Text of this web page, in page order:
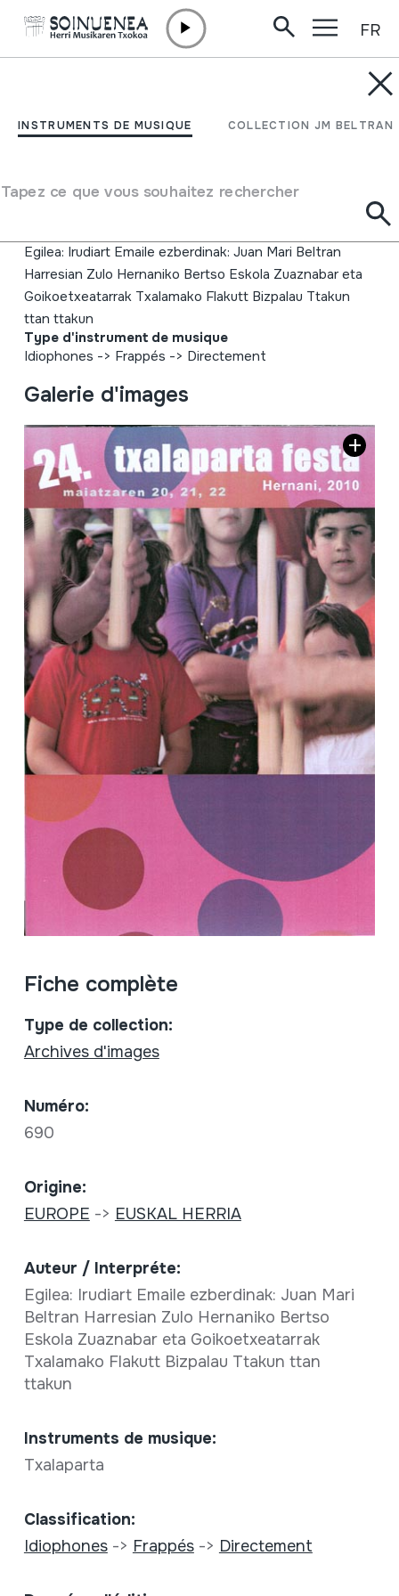
INSTRUMENTS DE MUSIQUE COLLECTION JM BELTRAN
Tapez ce que vous souhaitez rechercher
FR
24. Txalaparta Festa.
20/21/22
Egilea: Irudiart Emaile ezberdinak: Juan Mari Beltran
Harresian Zulo Hernaniko Bertso Eskola Zuaznabar eta
Goikoetxeatarrak Txalamako Flakutt Bizpalau Ttakun
ttan ttakun
Type d'instrument de musique
Idiophones -> Frappés -> Directement
Galerie d'images
Fiche complète
Type de collection:
Archives d'images
Numéro:
690
Origine:
EUROPE -> EUSKAL HERRIA
Auteur / Interpréte:
Egilea: Irudiart Emaile ezberdinak: Juan Mari
Beltran Harresian Zulo Hernaniko Bertso
Eskola Zuaznabar eta Goikoetxeatarrak
Txalamako Flakutt Bizpalau Ttakun ttan
ttakun
Instruments de musique:
Txalaparta
Classification:
Idiophones-> Frappés-> Directement